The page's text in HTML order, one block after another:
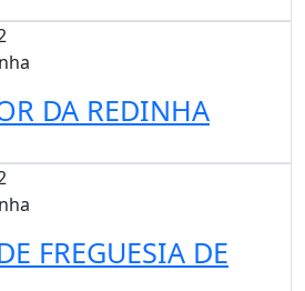
DA REDINHA
FREGUESIA DE